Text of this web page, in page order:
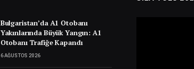
Bulgaristan’da A1 Otobanı
Yakınlarında Büyük Yangın: A1
Otobanı Trafiğe Kapandı
6 AĞUSTOS 2026